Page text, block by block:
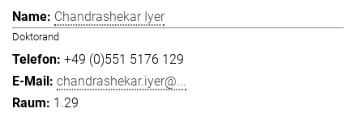
Chandrashekar Iyer
Doktorand
+49 (0)551 5176 129
chandrashekar.iyer@...
1.29